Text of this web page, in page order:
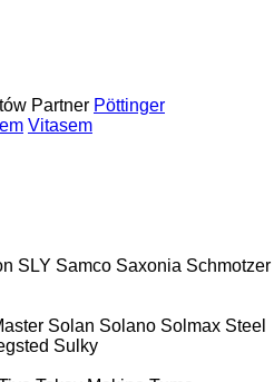
Partner Pöttinger
Vitasem
SLY Samco Saxonia Schmotzer
Solan Solano Solmax Steel
Sulky